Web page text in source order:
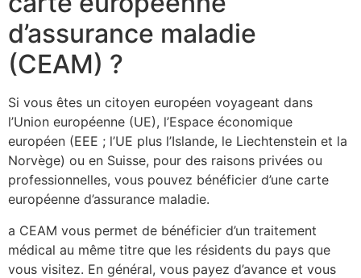
d’assurance maladie
(CEAM) ?
Si vous êtes un citoyen européen voyageant dans
l’Union européenne (UE), l’Espace économique
européen (EEE ; l’UE plus l’Islande, le Liechtenstein et la
Norvège) ou en Suisse, pour des raisons privées ou
professionnelles, vous pouvez bénéficier d’une carte
européenne d’assurance maladie.
a CEAM vous permet de bénéficier d’un traitement
médical au même titre que les résidents du pays que
vous visitez. En général, vous payez d’avance et vous